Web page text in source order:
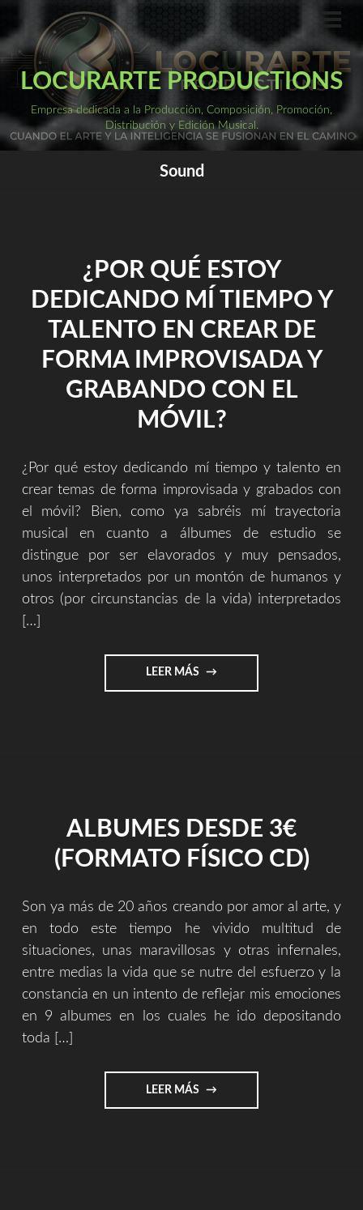
contenido
LOCURARTE PRODUCTIONS
Empresa dedicada a la Producción, Composición, Promoción,
Distribución y Edición Musical.
Sound
¿POR QUÉ ESTOY
DEDICANDO MÍ TIEMPO Y
TALENTO EN CREAR DE
FORMA IMPROVISADA Y
GRABANDO CON EL
MÓVIL?
¿Por qué estoy dedicando mí tiempo y talento en
crear temas de forma improvisada y grabados con
el móvil? Bien, como ya sabréis mí trayectoria
musical en cuanto a álbumes de estudio se
distingue por ser elavorados y muy pensados,
unos interpretados por un montón de humanos y
otros (por circunstancias de la vida) interpretados
[…]
LEER MÁS "¿POR
QUÉ
CREAR
DE
FORMA
GRABANDO
CON
MÓVIL?"
ALBUMES DESDE 3€
(FORMATO FÍSICO CD)
Son ya más de 20 años creando por amor al arte, y
en todo este tiempo he vivido multitud de
situaciones, unas maravillosas y otras infernales,
entre medias la vida que se nutre del esfuerzo y la
constancia en un intento de reflejar mis emociones
en 9 albumes en los cuales he ido depositando
toda […]
LEER MÁS "ALBUMES
DESDE